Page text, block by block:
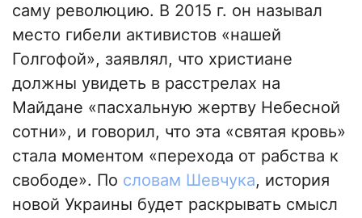
саму революцию. В 2015 г. он называл
место гибели активистов «нашей
Голгофой», заявлял, что христиане
должны увидеть в расстрелах на
Майдане «пасхальную жертву Небесной
сотни», и говорил, что эта «святая кровь»
стала моментом «перехода от рабства к
свободе». По словам Шевчука, история
новой Украины будет раскрывать смысл